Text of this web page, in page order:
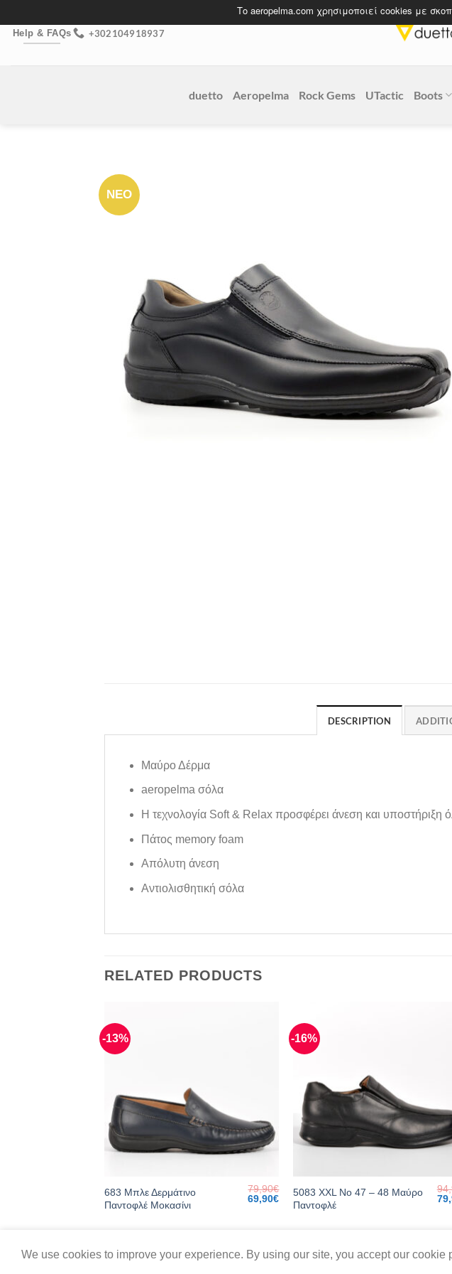
to
content
Help & FAQs +302104918937
duetto Aeropelma Rock Gems UTactic Boots
ΝΕΟ
DESCRIPTION
Μαύρο Δέρμα
aeropelma σόλα
Η τεχνολογία Soft & Relax προσφέρει άνεση και υποστήριξη
Πάτος memory foam
Aπόλυτη άνεση
Aντιολισθητική σόλα
RELATED PRODUCTS
-13%
683 Μπλε Δερμάτινο
Παντοφλέ Μοκασίνι
79,90€
Original
69,90€Current
price
-16%
5083 XXL Νο 47 – 48 Μαύρο
Παντοφλέ
Current
price
We use cookies to improve your experience. By using our site, you accept our cookie
Το aeropelma.com χρησιμοποιεί cookies με